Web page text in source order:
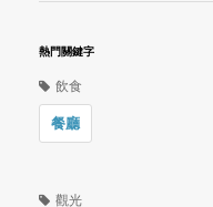
熱門關鍵字
飲食
餐廳
觀光